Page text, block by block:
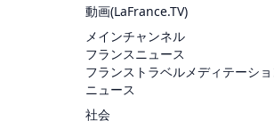
動画(LaFrance.TV)
メインチャンネル
フランスニュース
フランストラベルメディテーシ
ニュース
社会